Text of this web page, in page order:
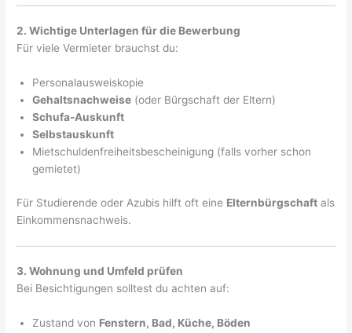
2. Wichtige Unterlagen für die Bewerbung
Für viele Vermieter brauchst du:
Personalausweiskopie
Gehaltsnachweise (oder Bürgschaft der Eltern)
Schufa-Auskunft
Selbstauskunft
Mietschuldenfreiheitsbescheinigung (falls vorher schon
gemietet)
Für Studierende oder Azubis hilft oft eine Elternbürgschaft als
Einkommensnachweis.
3. Wohnung und Umfeld prüfen
Bei Besichtigungen solltest du achten auf:
Zustand von Fenstern, Bad, Küche, Böden